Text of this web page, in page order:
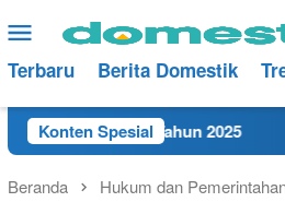
ke
konten
Menu
Mobile
Terbaru Berita Domestik
Konten Spesial
Rembang Tahun 2025
Beranda Hukum dan